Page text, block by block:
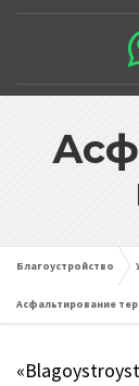
Благоустройство
Асфальтирование